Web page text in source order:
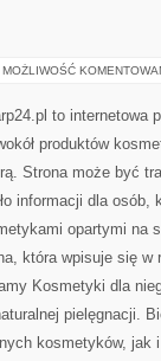
MOŻLIWOŚĆ
to internetowa
produktów
Strona może być
informacji dla osób,
opartymi na
która wpisuje się w
Kosmetyki dla
pielęgnacji.
kosmetyków, jak